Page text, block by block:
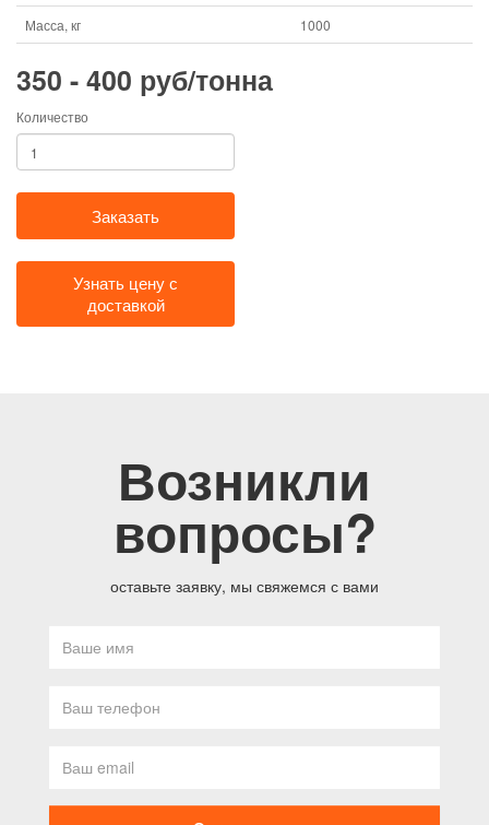
Масса, кг 1000
350 - 400 руб/тонна
Количество
Заказать
Узнать цену с
доставкой
Возникли
вопросы?
оставьте заявку, мы свяжемся с вами